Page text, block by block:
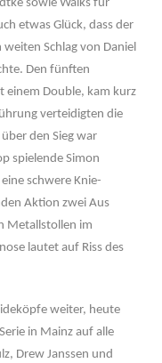
sowie Walks für
etwas Glück, dass der
Schlag von Daniel
Den fünften
einem Double, kam kurz
verteidigten die
den Sieg war
spielende Simon
schwere Knie-
Aktion zwei Aus
Metallstollen im
lautet auf Riss des
weiter, heute
in Mainz auf alle
Drew Janssen und